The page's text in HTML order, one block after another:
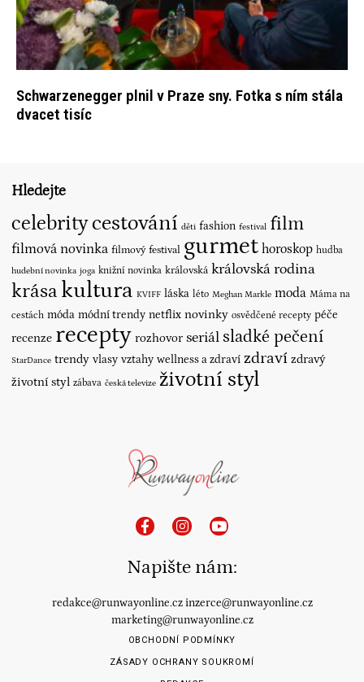
Schwarzenegger plnil v Praze sny. Fotka s ním stála
dvacet tisíc
Hledejte
celebritycestování děti fashion festival film
filmová novinka filmový festival gurmet horoskop hudba
hudební novinka joga knižní novinka královská královská rodina
krása kultura KVIFF láska léto Meghan Markle moda Máma na
cestách móda módní trendy netflix novinky osvědčené recepty péče
recenze recepty rozhovor seriál sladké pečení
StarDance trendy vlasy vztahy wellness a zdraví zdraví zdravý
životní styl zábava česká televize životní styl
Napište nám:
redakce@runwayonline.cz inzerce@runwayonline.cz
marketing@runwayonline.cz
OBCHODNÍ PODMÍNKY
ZÁSADY OCHRANY SOUKROMÍ